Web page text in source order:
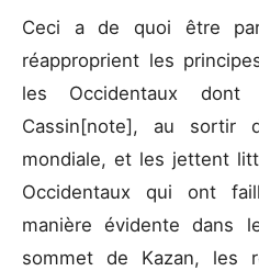
Ceci a de quoi être
réapproprient les
les Occidentaux
Cassin[note], au sortir
mondiale, et les jettent
Occidentaux qui ont
manière évidente dans
sommet de Kazan, les